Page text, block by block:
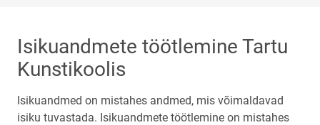
Isikuandmete töötlemine Tartu
Kunstikoolis
Isikuandmed on mistahes andmed, mis võimaldavad
isiku tuvastada. Isikuandmete töötlemine on mistahes